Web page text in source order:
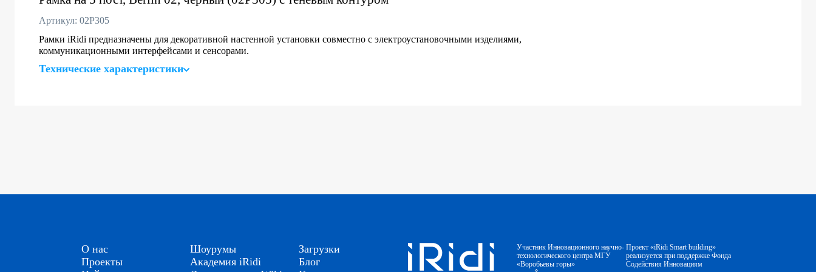
Артикул: 02P305
Рамки iRidi предназначены для декоративной настенной установки совместно с электроустановочными изделиями,
коммуникационными интерфейсами и сенсорами.
Технические характеристики
О нас
Проекты
Шоурумы
Академия iRidi
Загрузки
Блог
Участник Инновационного научно-
технологического центра МГУ
«Воробьевы горы»
Проект «iRidi Smart building»
реализуется при поддержке Фонда
Содействия Инновациям